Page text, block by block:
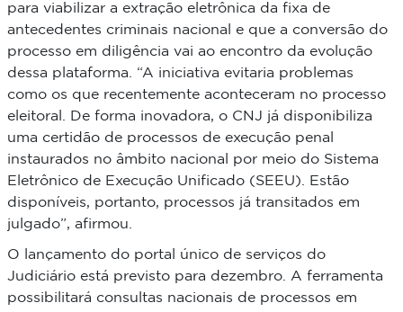
para viabilizar a extração eletrônica da fixa de
antecedentes criminais nacional e que a conversão do
processo em diligência vai ao encontro da evolução
dessa plataforma.
“A iniciativa evitaria problemas
como os que recentemente aconteceram no processo
eleitoral. De forma inovadora, o CNJ já disponibiliza
uma certidão de processos de execução penal
instaurados no âmbito nacional por meio do Sistema
Eletrônico de Execução Unificado (SEEU). Estão
disponíveis, portanto, processos já transitados em
julgado”, afirmou.
O lançamento do portal único de serviços do
Judiciário está previsto para dezembro. A ferramenta
possibilitará consultas nacionais de processos em